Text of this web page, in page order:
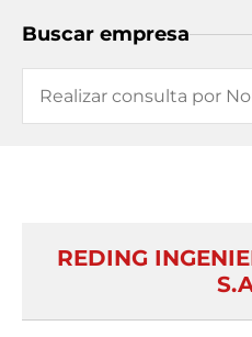
Buscar empresa
REDING